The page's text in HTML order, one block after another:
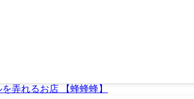
弄れるお店 【蜂蜂蜂】